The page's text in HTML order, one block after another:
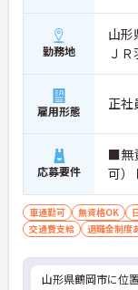
勤務地
山形
Ｊ
雇用形態 正社
応募要件
■無
可）
車通勤可 無資格OK
交通費支給
退職金制度
山形県鶴岡市に位